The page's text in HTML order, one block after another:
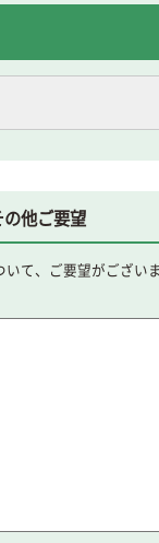
の他ご要望
いて、ご要望がござい